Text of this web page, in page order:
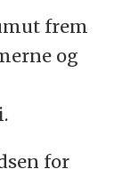
frem
og
for